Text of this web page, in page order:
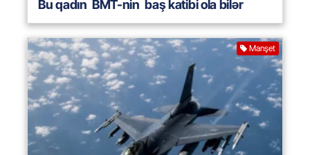
Bu qadın BMT-nin baş katibi ola bilər
Manşet